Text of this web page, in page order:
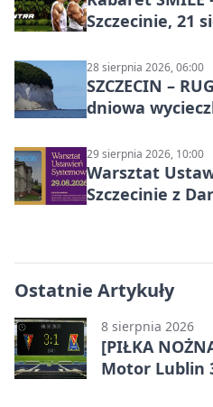
Szczecinie, 21
28 sierpnia 2026, 06:00
SZCZECIN –
dniowa
29 sierpnia 2026, 10:00
Warsztat
Szczecinie z
Ostatnie Artykuły
8 sierpnia 2026
[PIŁKA
Motor Lublin